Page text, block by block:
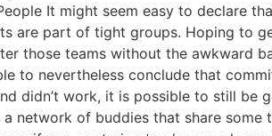
It might seem easy to declare
are part of tight groups. Hoping to
those teams without the awkward
to nevertheless conclude that
didn’t work, it is possible to still
of buddies that share some